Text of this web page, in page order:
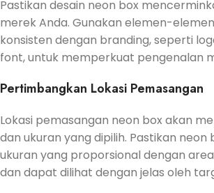
Pastikan desain neon box
merek Anda. Gunakan elemen-
konsisten dengan branding, seperti
font, untuk memperkuat pengenalan
Pertimbangkan Lokasi Pemasangan
Lokasi pemasangan neon box akan
dan ukuran yang dipilih. Pastikan neon
ukuran yang proporsional dengan
dan dapat dilihat dengan jelas oleh